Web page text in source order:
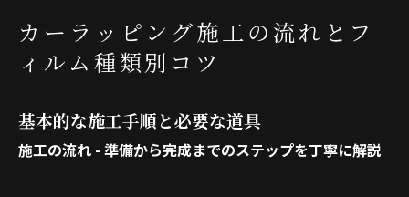
カーラッピング施工の流れとフ
ィルム種類別コツ
基本的な施工手順と必要な道具
施工の流れ - 準備から完成までのステップを丁寧に解説